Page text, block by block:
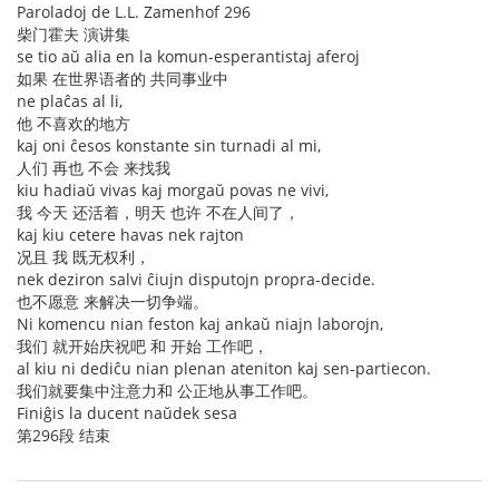
Paroladoj de L.L. Zamenhof 296
柴门霍夫 演讲集
se tio aŭ alia en la komun-esperantistaj aferoj
如果 在世界语者的 共同事业中
ne plaĉas al li,
他 不喜欢的地方
kaj oni ĉesos konstante sin turnadi al mi,
人们 再也 不会 来找我
kiu hadiaŭ vivas kaj morgaŭ povas ne vivi,
我 今天 还活着，明天 也许 不在人间了，
kaj kiu cetere havas nek rajton
况且 我 既无权利，
nek deziron salvi ĉiujn disputojn propra-decide.
也不愿意 来解决一切争端。
Ni komencu nian feston kaj ankaŭ niajn laborojn,
我们 就开始庆祝吧 和 开始 工作吧，
al kiu ni dediĉu nian plenan ateniton kaj sen-partiecon.
我们就要集中注意力和 公正地从事工作吧。
Finiĝis la ducent naŭdek sesa
第296段 结束